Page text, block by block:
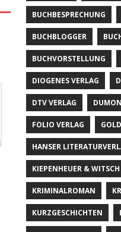
BUCHBESPRECHUNG
BUCHBLOGGER
BUCHVORSTELLUNG
DIOGENES VERLAG
DTV VERLAG
FOLIO VERLAG
HANSER
KIEPENHEUER & WITSCH
KRIMINALROMAN
KURZGESCHICHTEN